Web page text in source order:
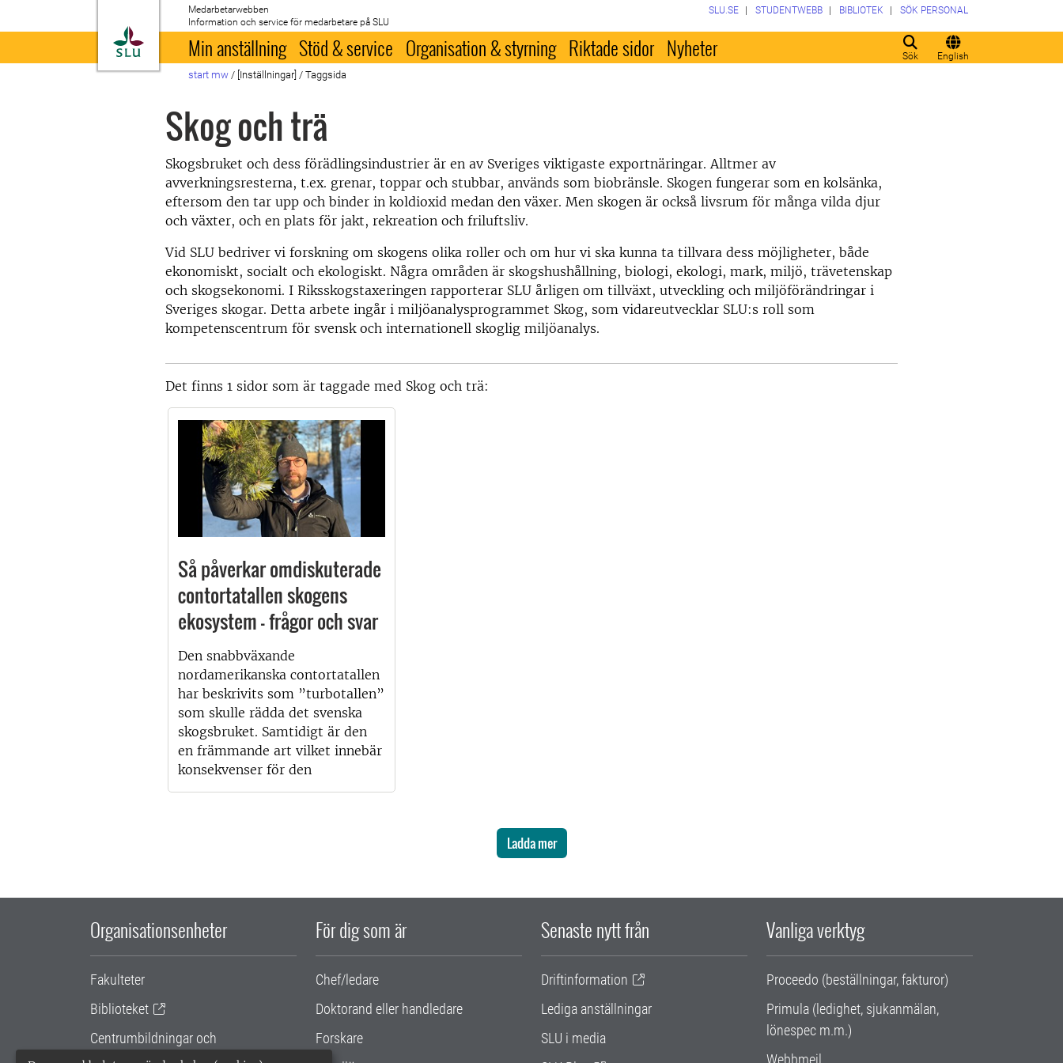
Till startsida
Medarbetarwebben
Information och service för medarbetare på SLU
Sök English
SLU.SE STUDENTWEBB BIBLIOTEK SÖK PERSONAL
Min anställning Stöd & service Organisation & styrning Riktade sidor Nyheter
start mw / [Inställningar] / Taggsida
Skog och trä
Skogsbruket och dess förädlingsindustrier är en av Sveriges viktigaste exportnäringar. Alltmer av
avverkningsresterna, t.ex. grenar, toppar och stubbar, används som biobränsle. Skogen fungerar som en kolsänka,
eftersom den tar upp och binder in koldioxid medan den växer. Men skogen är också livsrum för många vilda djur
och växter, och en plats för jakt, rekreation och friluftsliv.
Vid SLU bedriver vi forskning om skogens olika roller och om hur vi ska kunna ta tillvara dess möjligheter, både
ekonomiskt, socialt och ekologiskt. Några områden är skogshushållning, biologi, ekologi, mark, miljö, trävetenskap
och skogsekonomi. I Riksskogstaxeringen rapporterar SLU årligen om tillväxt, utveckling och miljöförändringar i
Sveriges skogar. Detta arbete ingår i miljöanalysprogrammet Skog, som vidareutvecklar SLU:s roll som
kompetenscentrum för svensk och internationell skoglig miljöanalys.
Det finns 1 sidor som är taggade med Skog och trä:
Så påverkar omdiskuterade
contortatallen skogens
ekosystem – frågor och svar
Den snabbväxande
nordamerikanska contortatallen
har beskrivits som ”turbotallen”
som skulle rädda det svenska
skogsbruket. Samtidigt är den
en främmande art vilket innebär
konsekvenser för den
Ladda mer
Organisationsenheter
Fakulteter
Biblioteket
Centrumbildningar och
samarbetsprojekt
För dig som är
Chef/ledare
Doktorand eller handledare
Forskare
Senaste nytt från
Driftinformation
Lediga anställningar
SLU i media
Vanliga verktyg
Proceedo (beställningar, fakturor)
Primula (ledighet, sjukanmälan,
lönespec m.m.)
Webbmejl